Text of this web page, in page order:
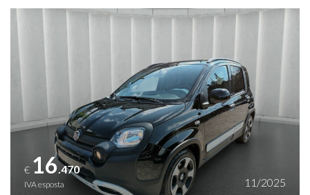
Vedi dettagli
€ 16.470
IVA esposta 11/2025